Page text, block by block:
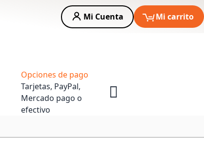
Mi Cuenta Mi carrito
Opciones de pago
Tarjetas, PayPal,
Mercado pago o
efectivo